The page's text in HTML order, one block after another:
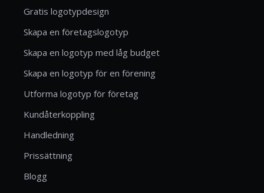
Gratis logotypdesign
Skapa en företagslogotyp
Skapa en logotyp med låg budget
Skapa en logotyp för en förening
Utforma logotyp för företag
Kundåterkoppling
Handledning
Prissättning
Blogg